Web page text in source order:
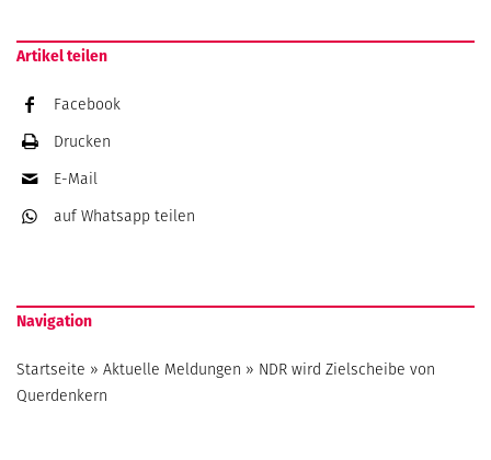
Artikel teilen
Facebook
Drucken
E-Mail
auf Whatsapp teilen
Navigation
Startseite » Aktuelle Meldungen » NDR wird Zielscheibe von
Querdenkern